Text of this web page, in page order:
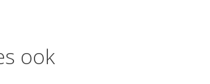
ook